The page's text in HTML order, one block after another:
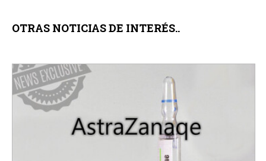
OTRAS NOTICIAS DE INTERÉS..